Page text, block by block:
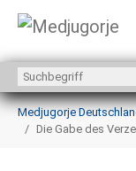
Zum Hauptinhalt
Sie sind hier:
Medjugorje
Die Gabe des